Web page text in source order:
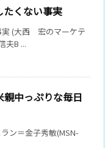
くない事実
実 (大西 宏のマーケテ
夫B ...
中っぷりな毎日
ン＝金子秀敏(MSN-